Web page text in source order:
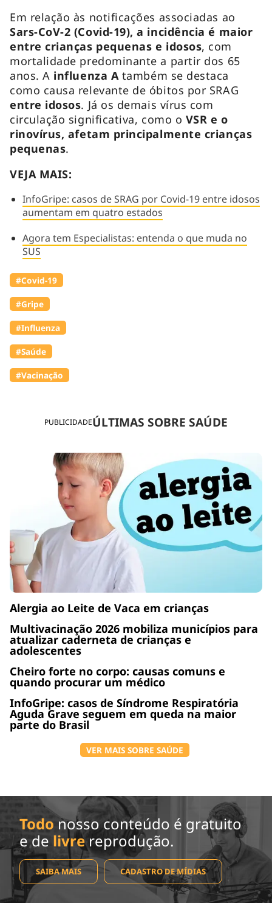
PUBLICIDADEÚLTIMAS SOBRE SAÚDE
Alergia ao Leite de Vaca em crianças
Multivacinação 2026 mobiliza municípios para
atualizar caderneta de crianças e
adolescentes
Cheiro forte no corpo: causas comuns e
quando procurar um médico
InfoGripe: casos de Síndrome Respiratória
Aguda Grave seguem em queda na maior
parte do Brasil
VER MAIS SOBRE SAÚDE
Em relação às notificações associadas ao
Sars-CoV-2 (Covid-19), a incidência é maior
entre crianças pequenas e idosos, com
mortalidade predominante a partir dos 65
anos. A influenza Atambém se destaca
como causa relevante de óbitos por SRAG
entre idosos. Já os demais vírus com
circulação significativa, como o VSR e o
rinovírus, afetam principalmente crianças
pequenas.
VEJA MAIS:
InfoGripe: casos de SRAG por Covid-19 entre idosos
aumentam em quatro estados
Agora tem Especialistas: entenda o que muda no
SUS
#Covid-19
#Gripe
#Influenza
#Saúde
#Vacinação
Todo nosso conteúdo é gratuito
e de livrereprodução.
SAIBA MAIS CADASTRO DE MÍDIAS